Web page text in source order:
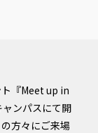
『Meet up in
ャンパスにて開
方々にご来場